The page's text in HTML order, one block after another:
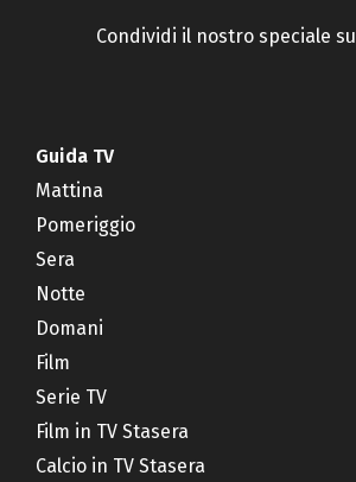
Condividi il nostro speciale su
Guida TV
Mattina
Pomeriggio
Sera
Notte
Domani
Film
Serie TV
Film in TV Stasera
Calcio in TV Stasera